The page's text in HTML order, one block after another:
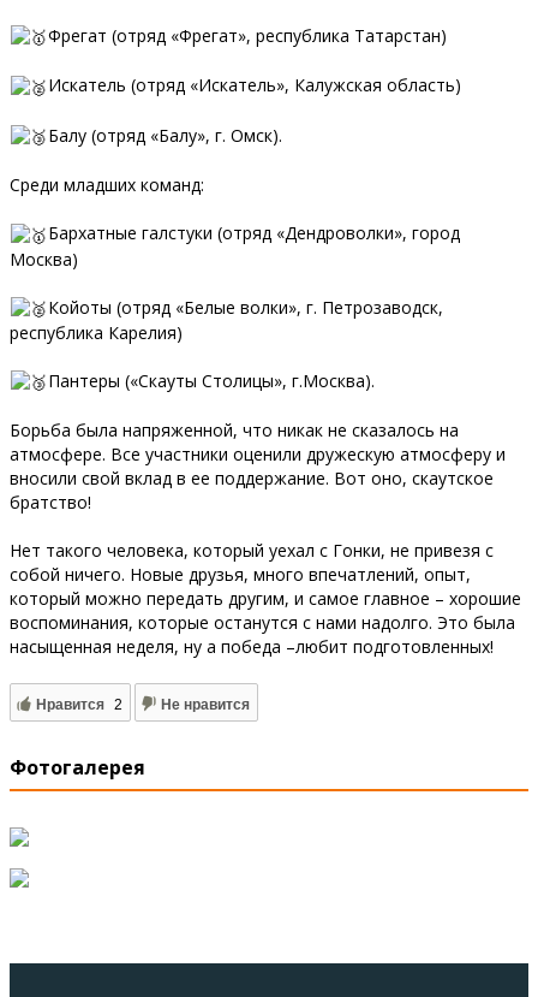
Фрегат (отряд «Фрегат», республика Татарстан)
Искатель (отряд «Искатель», Калужская область)
Балу (отряд «Балу», г. Омск).
Среди младших команд:
Бархатные галстуки (отряд «Дендроволки», город
Москва)
Койоты (отряд «Белые волки», г. Петрозаводск,
республика Карелия)
Пантеры («Скауты Столицы», г.Москва).
Борьба была напряженной, что никак не сказалось на
атмосфере. Все участники оценили дружескую атмосферу и
вносили свой вклад в ее поддержание. Вот оно, скаутское
братство!
Нет такого человека, который уехал с Гонки, не привезя с
собой ничего. Новые друзья, много впечатлений, опыт,
который можно передать другим, и самое главное – хорошие
воспоминания, которые останутся с нами надолго. Это была
насыщенная неделя, ну а победа –любит подготовленных!
Нравится 2 Не нравится
Фотогалерея